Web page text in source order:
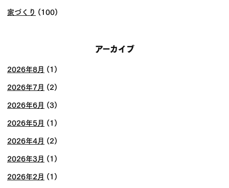
家づくり (100)
アーカイブ
2026年8月 (1)
2026年7月 (2)
2026年6月 (3)
2026年5月 (1)
2026年4月 (2)
2026年3月 (1)
2026年2月 (1)